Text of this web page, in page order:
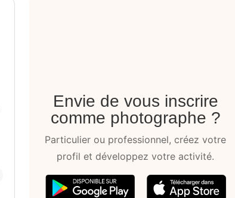
Envie de vous inscrire
comme photographe ?
Particulier ou professionnel, créez votre
profil et développez votre activité.